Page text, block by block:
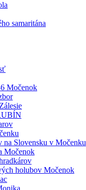
samaritána
Močenok
na Slovensku v Močenku
Močenok
holubov Močenok